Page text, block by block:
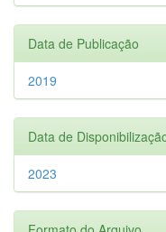
Data de Publicação
2019
Data de
2023